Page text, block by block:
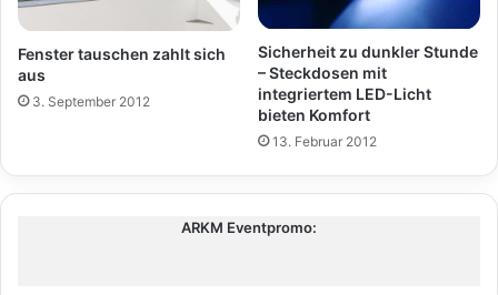
Fenster tauschen zahlt sich
aus
3. September 2012
Sicherheit zu dunkler Stunde
– Steckdosen mit
integriertem LED-Licht
bieten Komfort
13. Februar 2012
ARKM Eventpromo: